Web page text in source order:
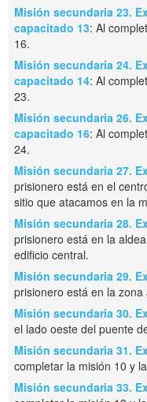
Misión secundaria 23.
capacitado 13: Al
16.
Misión secundaria 24.
capacitado 14: Al
23.
Misión secundaria 26.
capacitado 16: Al
24.
Misión secundaria 27.
prisionero está en el
sitio que atacamos en la
Misión secundaria 28.
prisionero está en la
edificio central.
Misión secundaria 29.
prisionero está en la
Misión secundaria 30.
el lado oeste del puente
Misión secundaria 31.
completar la misión 10 y
Misión secundaria 33.